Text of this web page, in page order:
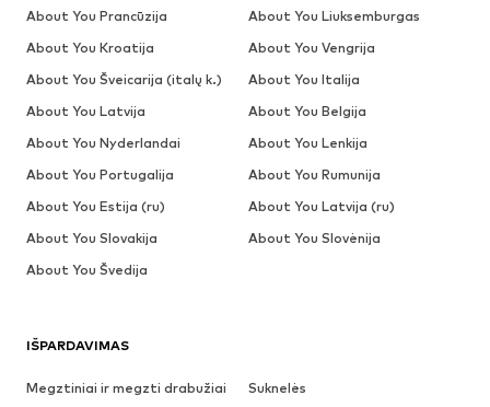
IŠPARDAVIMAS
Megztiniai ir megzti drabužiai
Suknelės
About You Prancūzija
About You Liuksemburgas
About You Kroatija
About You Vengrija
About You Šveicarija (italų k.)
About You Italija
About You Latvija
About You Belgija
About You Nyderlandai
About You Lenkija
About You Portugalija
About You Rumunija
About You Estija (ru)
About You Latvija (ru)
About You Slovakija
About You Slovėnija
About You Švedija